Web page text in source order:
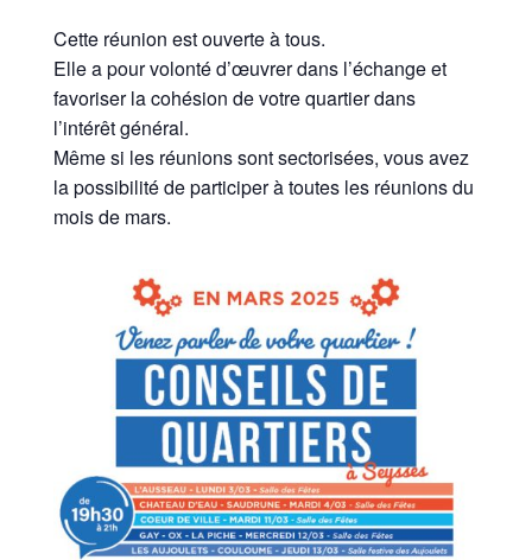
Cette réunion est ouverte à tous.
Elle a pour volonté d’œuvrer dans l’échange et
favoriser la cohésion de votre quartier dans
l’intérêt général.
Même si les réunions sont sectorisées, vous avez
la possibilité de participer à toutes les réunions du
mois de mars.